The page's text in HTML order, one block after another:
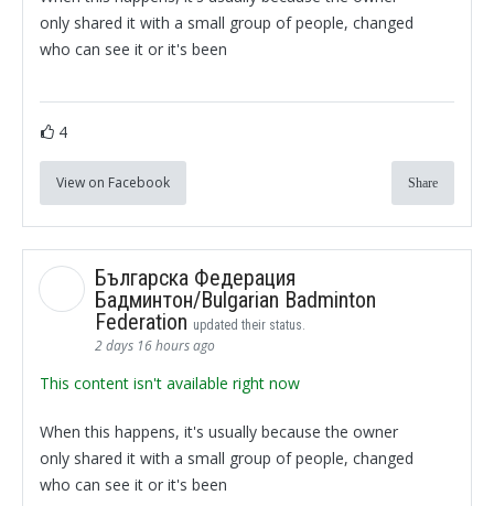
only shared it with a small group of people, changed
who can see it or it's been
4
View on Facebook Share
Българска Федерация
Бадминтон/Bulgarian Badminton
Federation updated their status.
2 days 16 hours ago
This content isn't available right now
When this happens, it's usually because the owner
only shared it with a small group of people, changed
who can see it or it's been